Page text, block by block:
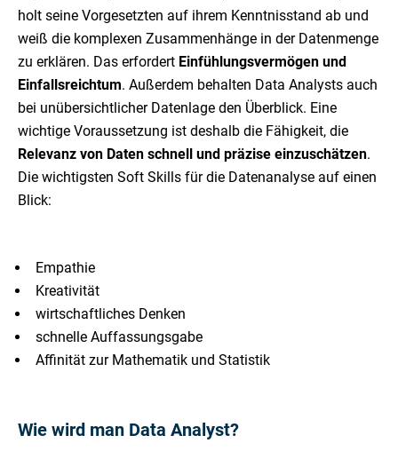
holt seine Vorgesetzten auf ihrem Kenntnisstand ab und
weiß die komplexen Zusammenhänge in der Datenmenge
zu erklären. Das erfordert Einfühlungsvermögen und
Einfallsreichtum. Außerdem behalten Data Analysts auch
bei unübersichtlicher Datenlage den Überblick. Eine
wichtige Voraussetzung ist deshalb die Fähigkeit, die
Relevanz von Daten schnell und präzise einzuschätzen.
Die wichtigsten Soft Skills für die Datenanalyse auf einen
Blick:
Empathie
Kreativität
wirtschaftliches Denken
schnelle Auffassungsgabe
Affinität zur Mathematik und Statistik
Wie wird man Data Analyst?